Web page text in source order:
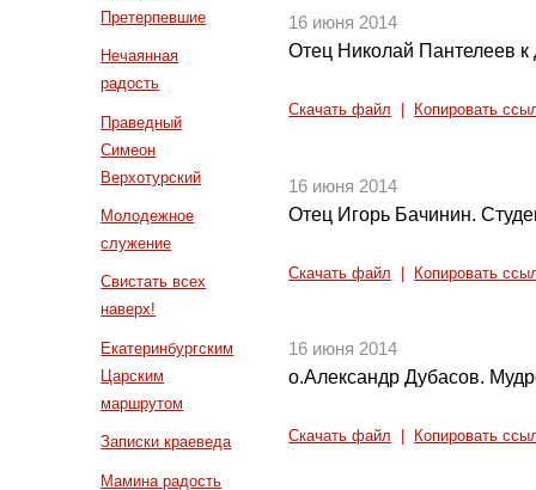
Претерпевшие
Нечаянная
радость
Праведный
Симеон
Верхотурский
Молодежное
служение
Свистать всех
наверх!
Екатеринбургским
Царским
маршрутом
Записки краеведа
Мамина радость
16 июня 2014
Отец Николай Пантелеев к
Скачать файл Копировать
16 июня 2014
Отец Игорь Бачинин.
Скачать файл Копировать
16 июня 2014
о.Александр Дубасов.
Скачать файл Копировать